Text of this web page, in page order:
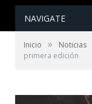
NAVIGATE
Inicio » Noticias
primera edición